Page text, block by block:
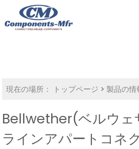
現在の場所： トップページ >製品の情
Bellwether(ベルウェ
ラインアパートコネ